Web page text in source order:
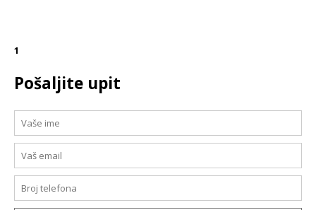
1
Pošaljite upit